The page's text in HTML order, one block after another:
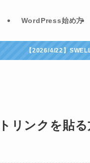
WordPress始め方
【2026/4/22】
リンクを貼る